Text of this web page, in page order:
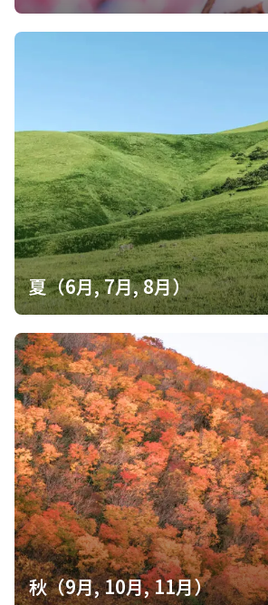
夏（6月, 7月, 8月）
秋（9月, 10月, 11月）